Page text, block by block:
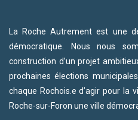
La Roche Autrement est une
démocratique. Nous nous
construction d’un projet
prochaines élections
chaque Rochois.e d’agir pour la
Roche-sur-Foron une ville